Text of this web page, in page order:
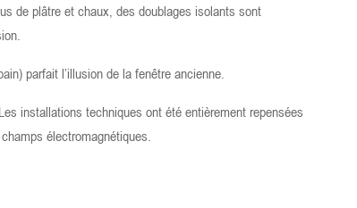
de plâtre et chaux, des doublages isolants sont
parfait l’illusion de la fenêtre ancienne.
installations techniques ont été entièrement repensées
électromagnétiques.